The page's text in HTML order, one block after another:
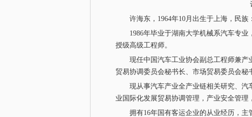
许海东，1964年10月出生于上海，民族
1986年毕业于湖南大学机械系汽车专业
授级高级工程师。
现任中国汽车工业协会副总工程师兼产
贸易协调委员会秘书长、市场贸易委员会秘
现从事汽车产业全产业链相关研究、汽
业国际化发展贸易协调管理，产业安全管理
拥有16年国有客运企业的从业经历，主